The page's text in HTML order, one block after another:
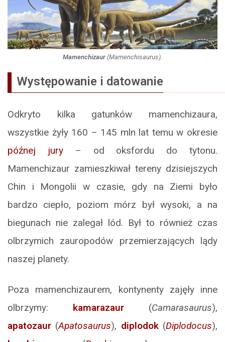
Mamenchizaur (Mamenchisaurus).
Występowanie i datowanie
Odkryto kilka gatunków mamenchizaura,
wszystkie żyły 160 – 145 mln lat temu w okresie
późnej jury– od oksfordu do tytonu.
Mamenchizaur zamieszkiwał tereny dzisiejszych
Chin i Mongolii w czasie, gdy na Ziemi było
bardzo ciepło, poziom mórz był wysoki, a na
biegunach nie zalegał lód. Był to również czas
olbrzymich zauropodów przemierzających lądy
naszej planety.
Poza mamenchizaurem, kontynenty zajęły inne
olbrzymy: kamarazaur (Camarasaurus),
apatozaur (Apatosaurus), diplodok(Diplodocus),